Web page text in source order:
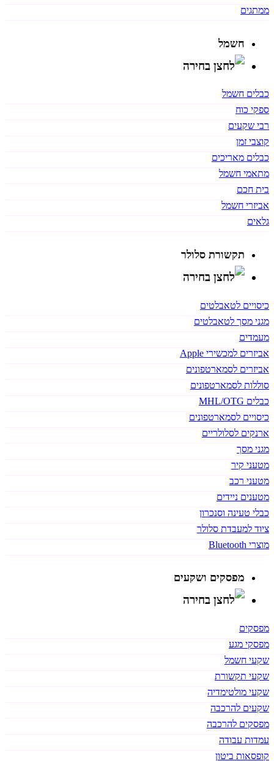
ממתגים
חשמל
כבלים חשמל
ספקי כוח
רבי שקעים
קוצבי זמן
כבלים מאריכים
מתאמי חשמל
בית חכם
אביזרי חשמל
גלאים
תקשורת סלולר
כיסויים לטאבלטים
מגני מסך לטאבלטים
מעמדים
אביזרים למכשירי Apple
אביזרים לסמארטפונים
סוללות לסמארטפונים
כבלים MHL/OTG
כיסויים לסמארטפונים
ארנקים לסלולריים
מגני מסך
מטעני קיר
מטעני רכב
מטענים ניידים
כבלי טעינה וסנכרון
ציוד למעבדת סלולר
מוצרי Bluetooth
מפסקים ושקעים
מפסקים
מפסקי מגע
שקעי חשמל
שקעי תקשורת
שקעי מולטימדיה
שקעים להרכבה
מפסקים להרכבה
עמדות עבודה
קופסאות ביטון